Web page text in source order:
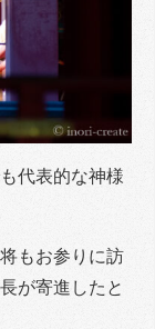
代表的な神様
もお参りに訪
が寄進したと